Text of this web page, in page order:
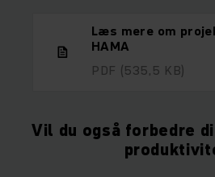
Læs mere om
HAMA
PDF (535,5 KB)
Vil du også forbedre